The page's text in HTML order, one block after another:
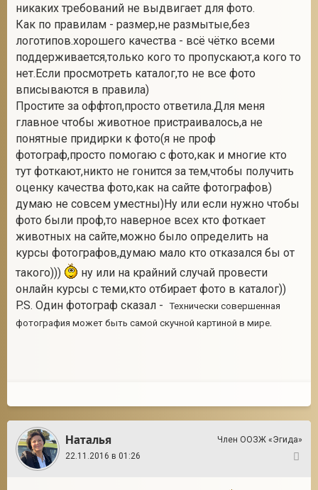
никаких требований не выдвигает для фото.
Как по правилам - размер,не размытые,без
логотипов.хорошего качества - всё чётко всеми
поддерживается,только кого то пропускают,а кого то
нет.Если просмотреть каталог,то не все фото
вписываются в правила)
Простите за оффтоп,просто ответила.Для меня
главное чтобы животное пристраивалось,а не
понятные придирки к фото(я не проф
фотограф,просто помогаю с фото,как и многие кто
тут фоткают,никто не гонится за тем,чтобы получить
оценку качества фото,как на сайте фотографов)
думаю не совсем уместны)Ну или если нужно чтобы
фото были проф,то наверное всех кто фоткает
животных на сайте,можно было определить на
курсы фотографов,думаю мало кто отказался бы от
такого)))
ну или на крайний случай провести
онлайн курсы с теми,кто отбирает фото в каталог))
P.S. Один фотограф сказал - Технически совершенная
фотография может быть самой скучной картиной в мире.
Наталья
Член ООЗЖ «Эгида»
22.11.2016 в 01:26